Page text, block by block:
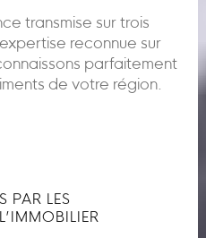
transmise sur trois
reconnue sur
parfaitement
de votre région.
PAR LES